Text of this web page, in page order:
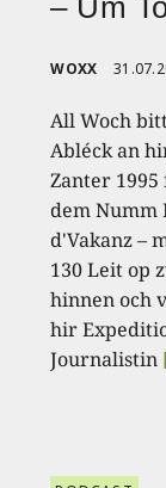
– Um
WOXX
All Woch
Abléck an
Zanter
dem Numm
d'Vakanz –
130 Leit op
hinnen och
hir
Journalistin